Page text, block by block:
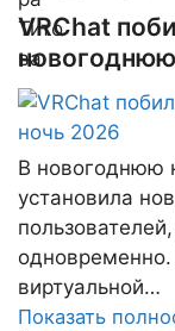
VRChat
В новогоднюю
установила
виртуальной…
Показать